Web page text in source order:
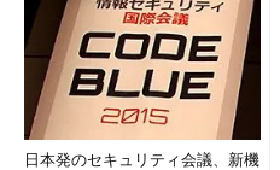
日本発のセキュリティ会議、新機